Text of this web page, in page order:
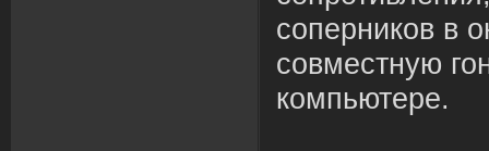
соперников в
совместную
компьютере.